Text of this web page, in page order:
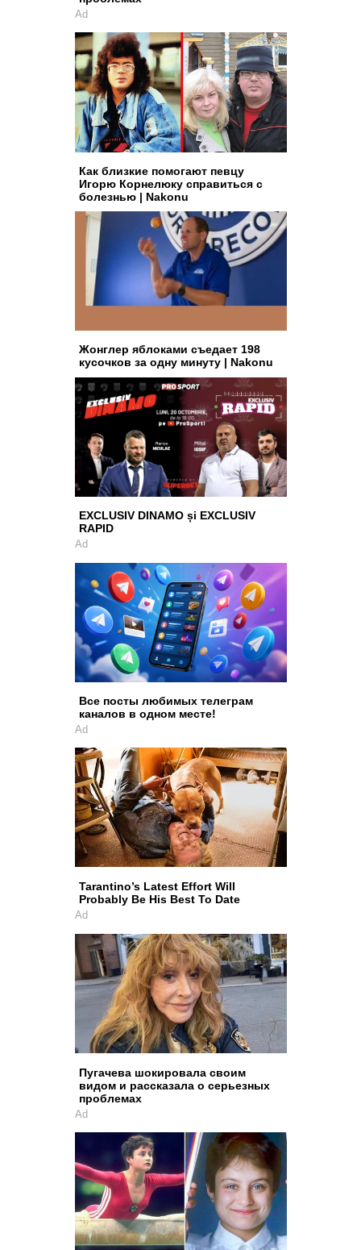
Ad
Как близкие помогают певцу
Игорю Корнелюку справиться с
болезнью | Nakonu
Жонглер яблоками съедает 198
кусочков за одну минуту | Nakonu
EXCLUSIV DINAMO și EXCLUSIV
RAPID
Ad
Все посты любимых телеграм
каналов в одном месте!
Ad
Tarantino’s Latest Effort Will
Probably Be His Best To Date
Ad
Пугачева шокировала своим
видом и рассказала о серьезных
проблемах
Ad